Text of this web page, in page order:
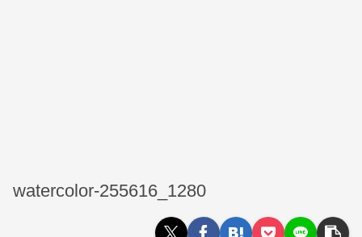
watercolor-255616_1280